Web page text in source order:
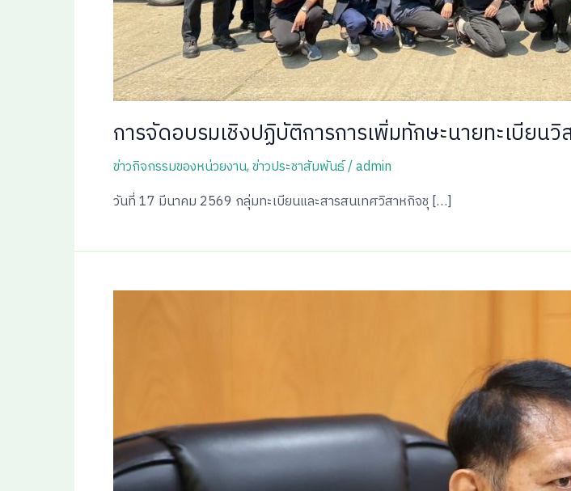
การจัดอบรมเชิงปฏิบัติการการเพิ่มทักษะนายทะเบีย
ข่าวกิจกรรมของหน่วยงาน,ข่าวประชาสัมพันธ์/admin
วันที่ 17 มีนาคม 2569 กลุ่มทะเบียนและสารสนเทศวิสาหกิจชุ […]